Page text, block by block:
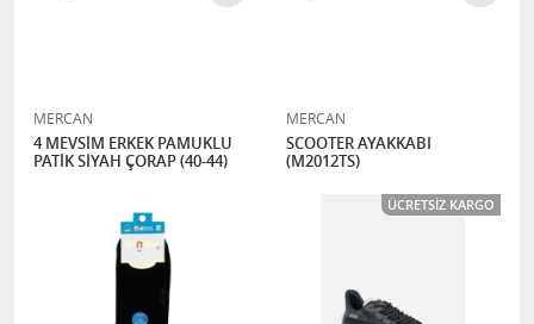
MERCAN
4 MEVSİM ERKEK PAMUKLU
PATİK SİYAH ÇORAP (40-44)
MERCAN
SCOOTER AYAKKABI
(M2012TS)
ÜCRETSIZ KARGO